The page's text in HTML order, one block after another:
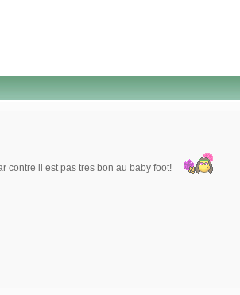
contre il est pas tres bon au baby foot!